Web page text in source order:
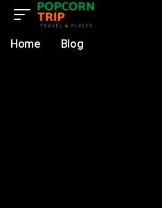
Home Blog